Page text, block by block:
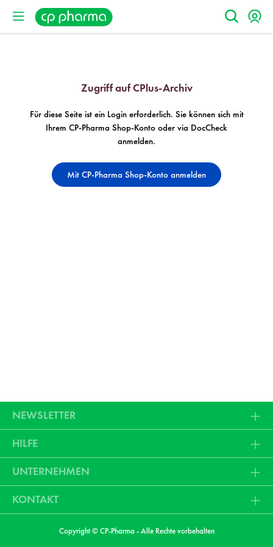
Zugriff auf CPlus-Archiv
Für diese Seite ist ein Login erforderlich. Sie können sich mit
Ihrem CP-Pharma Shop-Konto oder via DocCheck
anmelden.
Mit CP-Pharma Shop-Konto anmelden
NEWSLETTER
HILFE
UNTERNEHMEN
KONTAKT
Copyright © CP-Pharma - Alle Rechte vorbehalten